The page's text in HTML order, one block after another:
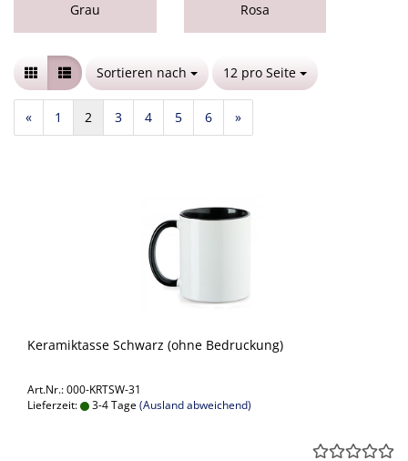
Grau Rosa
Sortieren nach
Sortieren nach 12 pro Seite
pro Seite
« 1 2 3 4 5 6 »
Keramiktasse Schwarz (ohne Bedruckung)
Art.Nr.: 000-KRTSW-31
Lieferzeit:
3-4 Tage(Ausland abweichend)